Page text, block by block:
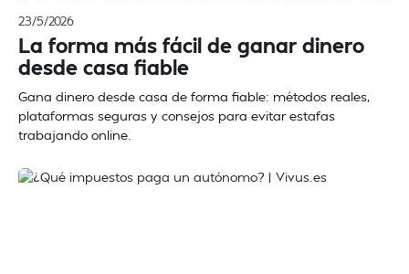
23/5/2026
La forma más fácil de ganar dinero
desde casa fiable
Gana dinero desde casa de forma fiable: métodos reales,
plataformas seguras y consejos para evitar estafas
trabajando online.